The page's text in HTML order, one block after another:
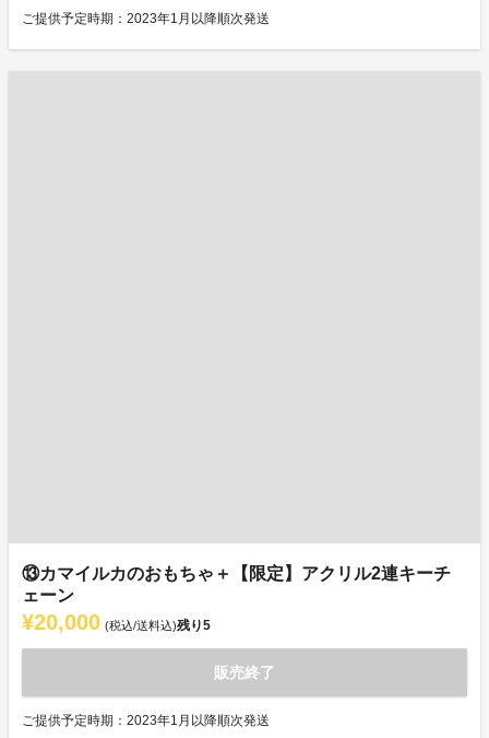
ご提供予定時期：2023年1月以降順次発送
⑬カマイルカのおもちゃ＋【限定】アクリル2連キーチ
ェーン
¥20,000 (税込/送料込)残り5
販売終了
ご提供予定時期：2023年1月以降順次発送